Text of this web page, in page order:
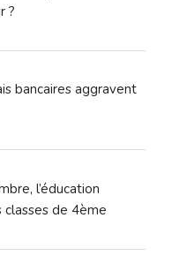
?
bancaires aggravent
l’éducation
classes de 4ème